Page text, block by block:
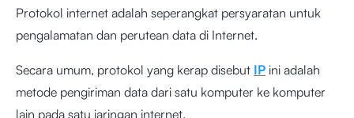
Protokol internet adalah seperangkat persyaratan untuk
pengalamatan dan perutean data di Internet.
Secara umum, protokol yang kerap disebut IP ini adalah
metode pengiriman data dari satu komputer ke komputer
lain pada satu jaringan internet.